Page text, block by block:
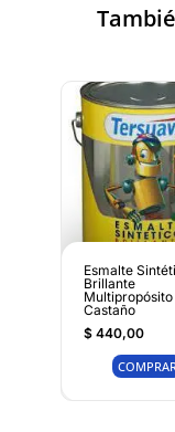
Esmalte
Brillante
Multipropósito
Castaño
$440,00
COMPRAR